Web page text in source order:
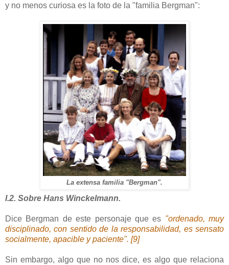
y no menos curiosa es la foto de la "familia Bergman":
La extensa familia "Bergman".
I.2. Sobre Hans Winckelmann.
Dice Bergman de este personaje que es "ordenado, muy
disciplinado, con sentido de la responsabilidad, es sensato
socialmente, apacible y paciente". [9]
Sin embargo, algo que no nos dice, es algo que relaciona